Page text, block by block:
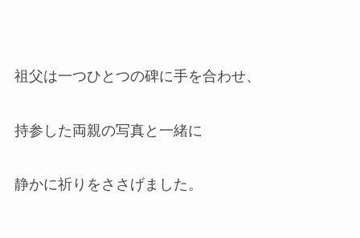
祖父は一つひとつの碑に手を合わせ、
持参した両親の写真と一緒に
静かに祈りをささげました。